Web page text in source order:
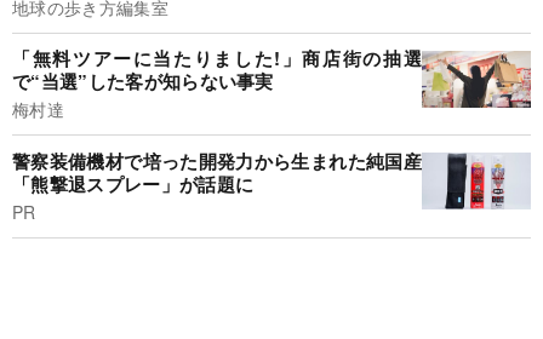
地球の歩き方編集室
「無料ツアーに当たりました!」商店街の抽選
で“当選”した客が知らない事実
梅村達
警察装備機材で培った開発力から生まれた純国産
「熊撃退スプレー」が話題に
PR